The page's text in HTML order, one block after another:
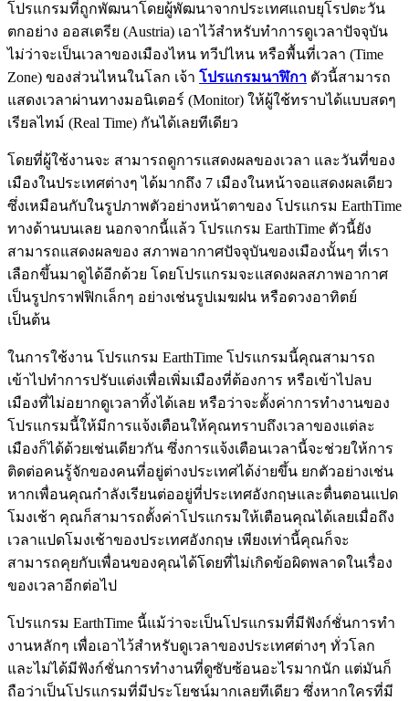
โปรแกรมที่ถูกพัฒนาโดยผู้พัฒนาจากประเทศแถบยุโรปตะวัน
ตกอย่าง ออสเตรีย (Austria) เอาไว้สำหรับทำการดูเวลาปัจจุบัน
ไม่ว่าจะเป็นเวลาของเมืองไหน ทวีปไหน หรือพื้นที่เวลา (Time
Zone) ของส่วนไหนในโลก เจ้า โปรแกรมนาฬิกา ตัวนี้สามารถ
แสดงเวลาผ่านทางมอนิเตอร์ (Monitor) ให้ผู้ใช้ทราบได้แบบสดๆ
เรียลไทม์ (Real Time) กันได้เลยทีเดียว
โดยที่ผู้ใช้งานจะ สามารถดูการแสดงผลของเวลา และวันที่ของ
เมืองในประเทศต่างๆ ได้มากถึง 7 เมืองในหน้าจอแสดงผลเดียว
ซึ่งเหมือนกับในรูปภาพตัวอย่างหน้าตาของ โปรแกรม EarthTime
ทางด้านบนเลย นอกจากนี้แล้ว โปรแกรม EarthTime ตัวนี้ยัง
สามารถแสดงผลของ สภาพอากาศปัจจุบันของเมืองนั้นๆ ที่เรา
เลือกขึ้นมาดูได้อีกด้วย โดยโปรแกรมจะแสดงผลสภาพอากาศ
เป็นรูปกราฟฟิกเล็กๆ อย่างเช่นรูปเมฆฝน หรือดวงอาทิตย์
เป็นต้น
ในการใช้งาน โปรแกรม EarthTime โปรแกรมนี้คุณสามารถ
เข้าไปทำการปรับแต่งเพื่อเพิ่มเมืองที่ต้องการ หรือเข้าไปลบ
เมืองที่ไม่อยากดูเวลาทิ้งได้เลย หรือว่าจะตั้งค่าการทำงานของ
โปรแกรมนี้ให้มีการแจ้งเตือนให้คุณทราบถึงเวลาของแต่ละ
เมืองก็ได้ด้วยเช่นเดียวกัน ซึ่งการแจ้งเตือนเวลานี้จะช่วยให้การ
ติดต่อคนรู้จักของคนที่อยู่ต่างประเทศได้ง่ายขึ้น ยกตัวอย่างเช่น
หากเพื่อนคุณกำลังเรียนต่ออยู่ที่ประเทศอังกฤษและตื่นตอนแปด
โมงเช้า คุณก็สามารถตั้งค่าโปรแกรมให้เตือนคุณได้เลยเมื่อถึง
เวลาแปดโมงเช้าของประเทศอังกฤษ เพียงเท่านี้คุณก็จะ
สามารถคุยกับเพื่อนของคุณได้โดยที่ไม่เกิดข้อผิดพลาดในเรื่อง
ของเวลาอีกต่อไป
โปรแกรม EarthTime นี้แม้ว่าจะเป็นโปรแกรมที่มีฟังก์ชั่นการทำ
งานหลักๆ เพื่อเอาไว้สำหรับดูเวลาของประเทศต่างๆ ทั่วโลก
และไม่ได้มีฟังก์ชั่นการทำงานที่ดูซับซ้อนอะไรมากนัก แต่มันก็
ถือว่าเป็นโปรแกรมที่มีประโยชน์มากเลยทีเดียว ซึ่งหากใครที่มี